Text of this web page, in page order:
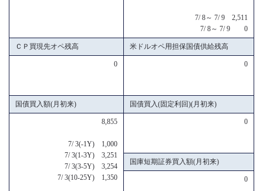
7/ 8～ 7/ 9 2,511
7/ 8～ 7/ 9 0
ＣＰ買現先オペ残高 米ドルオペ用担保国債供給残高
0 0
国債買入額(月初来) 国債買入(固定利回)(月初来)
8,855
7/ 3(-1Y) 1,000
7/ 3(1-3Y) 3,251
7/ 3(3-5Y) 3,254
7/ 3(10-25Y) 1,350
0
国庫短期証券買入額(月初来)
0